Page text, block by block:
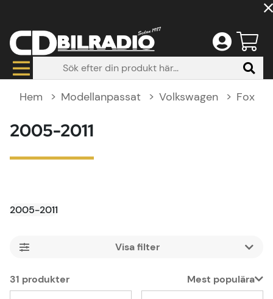
Hem Modellanpassat Volkswagen Fox
2005-2011
2005-2011
Filtrera
31 produkter
Mest populära